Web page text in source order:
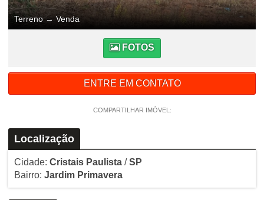
Terreno→ Venda
FOTOS
ENTRE EM CONTATO
COMPARTILHAR IMÓVEL:
Localização
Cidade: Cristais Paulista/SP
Bairro: Jardim Primavera